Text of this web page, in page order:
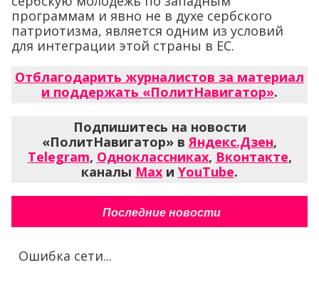
программам и явно не в духе сербского
патриотизма, является одним из условий
для интеграции этой страны в ЕС.
Отблагодарить журналистов за материал
и поддержать «ПолитНавигатор».
Подпишитесь на новости
«ПолитНавигатор» вЯндекс.Дзен,
Telegram, Одноклассниках, Вконтакте,
каналы Max и YouTube.
Последние новости
Ошибка сети...